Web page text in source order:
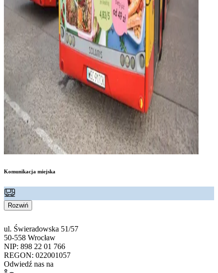
Komunikacja miejska
Rozwiń
ul. Świeradowska 51/57
50-558 Wrocław
NIP: 898 22 01 766
REGON: 022001057
Odwiedź nas na